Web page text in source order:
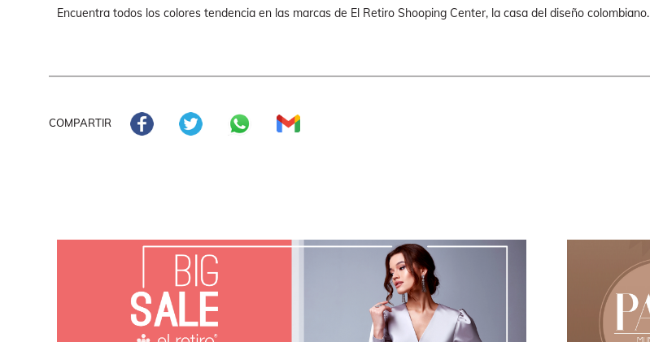
Encuentra todos los colores tendencia en las marcas de El Retiro Shooping Center, la casa del diseño colombiano.
COMPARTIR